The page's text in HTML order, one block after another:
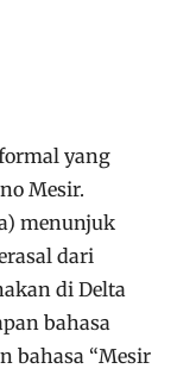
yang
Mesir.
menunjuk
dari
di Delta
bahasa
bahasa “Mesir